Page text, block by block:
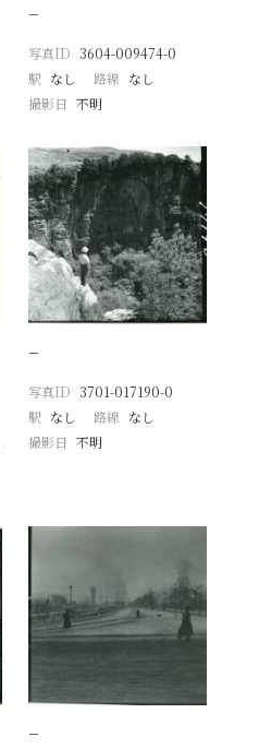
−
写真ID 3604-009474-0
駅 なし 路線 なし
撮影日 不明
−
写真ID 3701-017190-0
駅 なし 路線 なし
撮影日 不明
−